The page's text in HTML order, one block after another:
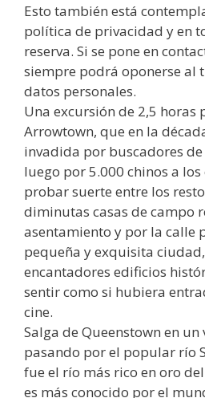
Esto también está
política de privacidad y en
reserva. Si se pone en
siempre podrá oponerse al
datos personales.
Una excursión de 2,5 horas
Arrowtown, que en la
invadida por buscadores
luego por 5.000 chinos a
probar suerte entre los
diminutas casas de campo
asentamiento y por la calle
pequeña y exquisita
encantadores edificios
sentir como si hubiera
cine.
Salga de Queenstown en
pasando por el popular río
fue el río más rico en oro
es más conocido por el